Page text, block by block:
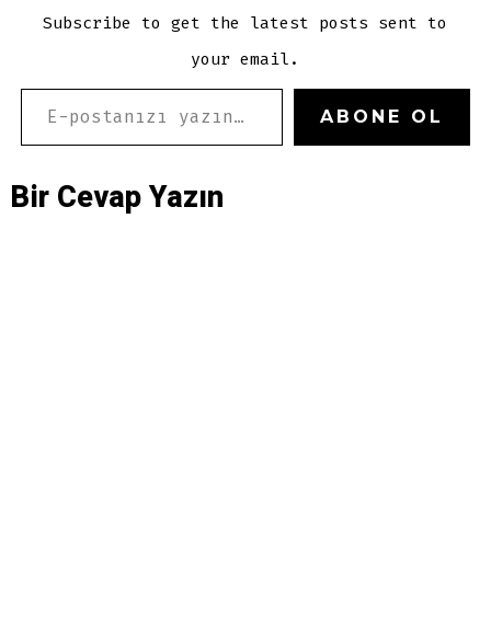
Subscribe to get the latest posts sent to
your email.
E-POSTANIZI YAZIN…
ABONE OL
Bir Cevap Yazın